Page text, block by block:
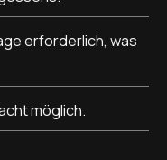
erforderlich, was
möglich.